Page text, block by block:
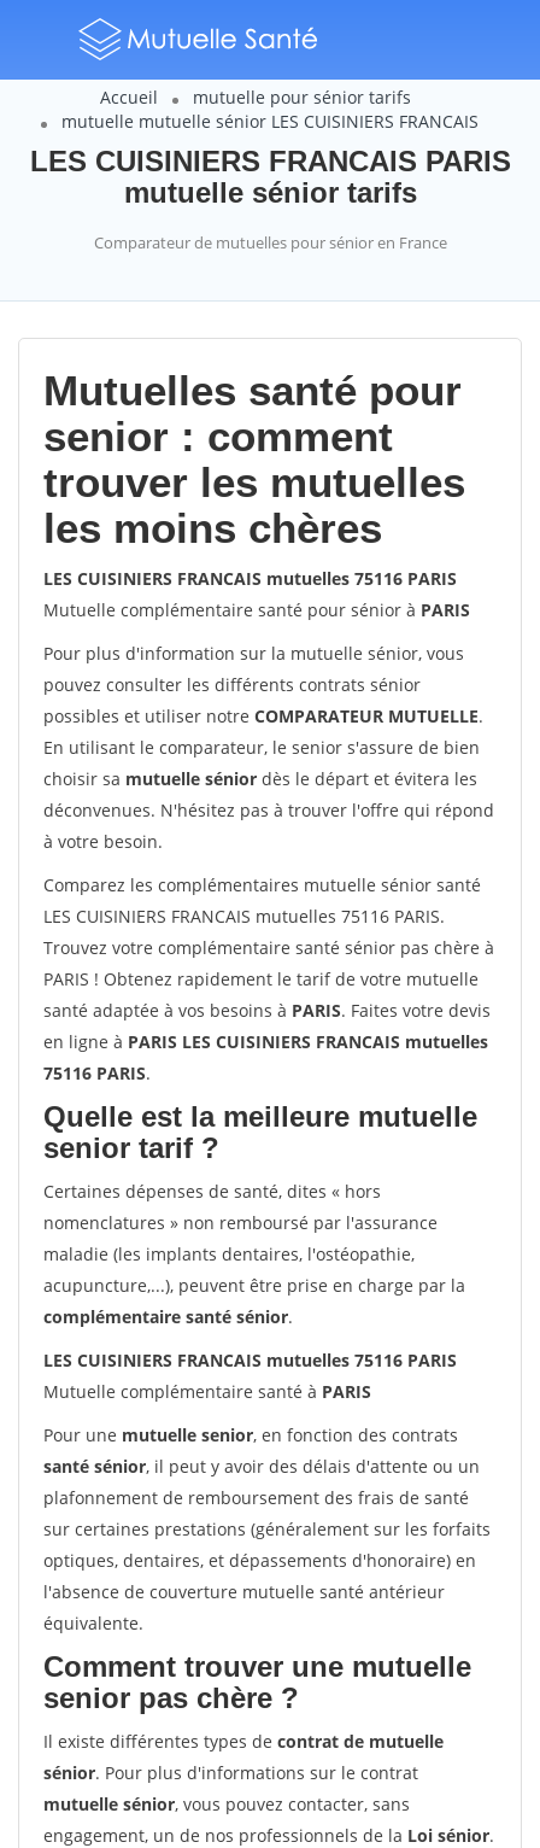
Accueil
mutuelle pour sénior tarifs
mutuelle mutuelle sénior LES CUISINIERS FRANCAIS
LES CUISINIERS FRANCAIS PARIS
mutuelle sénior tarifs
Comparateur de mutuelles pour sénior en France
Mutuelles santé pour
senior : comment
trouver les mutuelles
les moins chères
LES CUISINIERS FRANCAIS mutuelles 75116 PARIS
Mutuelle complémentaire santé pour sénior à PARIS
Pour plus d'information sur la mutuelle sénior, vous
pouvez consulter les différents contrats sénior
possibles et utiliser notre COMPARATEUR MUTUELLE.
En utilisant le comparateur, le senior s'assure de bien
choisir sa mutuelle sénior dès le départ et évitera les
déconvenues. N'hésitez pas à trouver l'offre qui répond
à votre besoin.
Comparez les complémentaires mutuelle sénior santé
LES CUISINIERS FRANCAIS mutuelles 75116 PARIS.
Trouvez votre complémentaire santé sénior pas chère à
PARIS ! Obtenez rapidement le tarif de votre mutuelle
santé adaptée à vos besoins à PARIS. Faites votre devis
en ligne à PARIS LES CUISINIERS FRANCAIS mutuelles
75116 PARIS.
Quelle est la meilleure mutuelle
senior tarif ?
Certaines dépenses de santé, dites « hors
nomenclatures » non remboursé par l'assurance
maladie (les implants dentaires, l'ostéopathie,
acupuncture,...), peuvent être prise en charge par la
complémentaire santé sénior.
LES CUISINIERS FRANCAIS mutuelles 75116 PARIS
Mutuelle complémentaire santé à PARIS
Pour une mutuelle senior, en fonction des contrats
santé sénior, il peut y avoir des délais d'attente ou un
plafonnement de remboursement des frais de santé
sur certaines prestations (généralement sur les forfaits
optiques, dentaires, et dépassements d'honoraire) en
l'absence de couverture mutuelle santé antérieur
équivalente.
Comment trouver une mutuelle
senior pas chère ?
Il existe différentes types de contrat de mutuelle
sénior. Pour plus d'informations sur le contrat
mutuelle sénior, vous pouvez contacter, sans
engagement, un de nos professionnels de la Loi sénior.